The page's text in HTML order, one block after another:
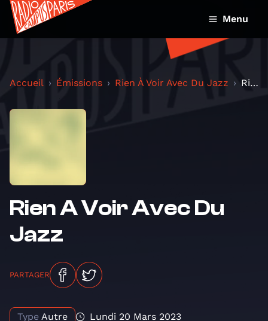
Menu
Accueil Émissions Rien À Voir Avec Du Jazz Rien A Voir Avec Du Jazz
Rien A Voir Avec Du
Jazz
PARTAGER
Type Autre Lundi 20 Mars 2023